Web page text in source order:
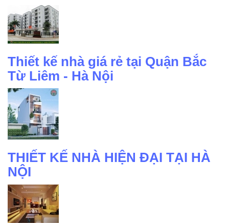
Thiết kế nhà giá rẻ tại Quận Bắc
Từ Liêm - Hà Nội
THIẾT KẾ NHÀ HIỆN ĐẠI TẠI HÀ
NỘI